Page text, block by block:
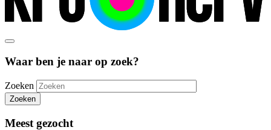
Waar ben je naar op zoek?
Zoeken
Zoeken
Meest gezocht